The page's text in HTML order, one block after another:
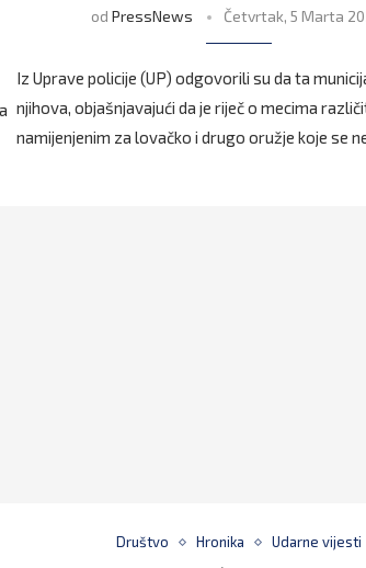
odPressNews Četvrtak, 5 Marta
Iz Uprave policije (UP) odgovorili su da ta
njihova, objašnjavajući da je riječ o mecima
namijenjenim za lovačko i drugo oružje koje se
Društvo Hronika Udarne vijesti